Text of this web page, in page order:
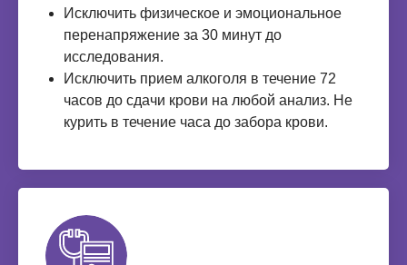
Исключить физическое и эмоциональное
перенапряжение за 30 минут до
исследования.
Исключить прием алкоголя в течение 72
часов до сдачи крови на любой анализ. Не
курить в течение часа до забора крови.